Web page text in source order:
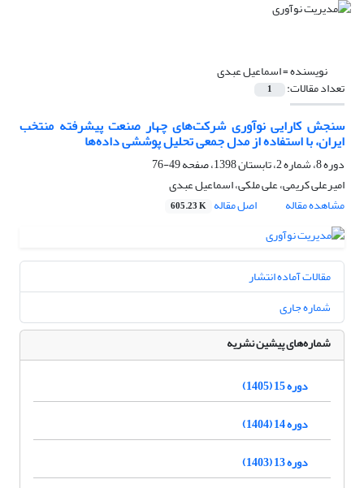
نویسنده =اسماعیل عبدی
تعداد مقالات: 1
سنجش کارایی نوآوری شرکت‌های چهار صنعت پیشرفته منتخب
ایران، با استفاده از مدل جمعی تحلیل پوششی داده‌ها
دوره 8، شماره 2، تابستان 1398، صفحه
49-76
امیرعلی کریمی، علی ملکی، اسماعیل عبدی
مشاهده مقاله
اصل مقاله 605.23 K
مقالات آماده انتشار
شماره جاری
شماره‌های پیشین نشریه
دوره 15 (1405)
دوره 14 (1404)
دوره 13 (1403)